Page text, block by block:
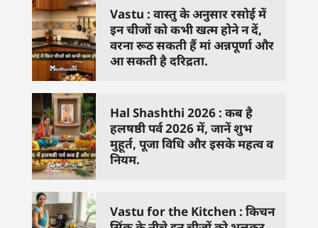
Vastu : वास्तु के अनुसार रसोई में
इन चीजों को कभी खत्म होने न दें,
वरना रूठ सकती हैं मां अन्नपूर्णा और
आ सकती है दरिद्रता.
Hal Shashthi 2026 : कब है
हलषष्ठी पर्व 2026 में, जानें शुभ
मुहूर्त, पूजा विधि और इसके महत्व व
नियम.
Vastu for the Kitchen : किचन